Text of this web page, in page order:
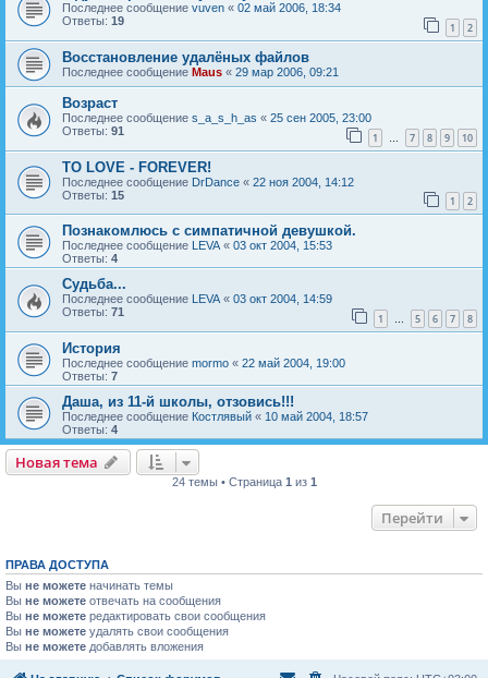
Последнее сообщение vuven « 02 май 2006, 18:34
Ответы: 19 1 2
Восстановление удалёных файлов
Последнее сообщение Maus « 29 мар 2006, 09:21
Возраст
Последнее сообщение s_a_s_h_as « 25 сен 2005, 23:00
Ответы: 91 1 … 7 8 9 10
TO LOVE - FOREVER!
Последнее сообщение DrDance « 22 ноя 2004, 14:12
Ответы: 15 1 2
Познакомлюсь с симпатичной девушкой.
Последнее сообщение LEVA « 03 окт 2004, 15:53
Ответы: 4
Cудьба...
Последнее сообщение LEVA « 03 окт 2004, 14:59
Ответы: 71 1 … 5 6 7 8
История
Последнее сообщение mormo « 22 май 2004, 19:00
Ответы: 7
Даша, из 11-й школы, отзовись!!!
Последнее сообщение Костлявый « 10 май 2004, 18:57
Ответы: 4
Новая тема
Новаятема
24 темы • Страница 1 из 1
Перейти
ПРАВА ДОСТУПА
Вы не можете начинать темы
Вы не можете отвечать на сообщения
Вы не можете редактировать свои сообщения
Вы не можете удалять свои сообщения
Вы не можете добавлять вложения